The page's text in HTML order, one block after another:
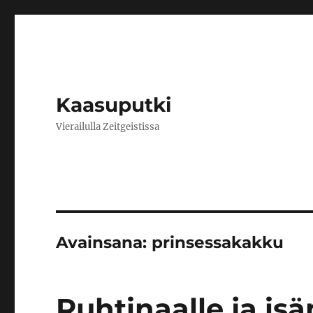
Kaasuputki
Vierailulla Zeitgeistissa
Avainsana: prinsessakakku